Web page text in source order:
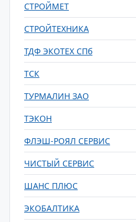
СТРОЙМЕТ
СТРОЙТЕХНИКА
ТДФ ЭКОТЕХ СПб
ТСК
ТУРМАЛИН ЗАО
ТЭКОН
ФЛЭШ-РОЯЛ СЕРВИС
ЧИСТЫЙ СЕРВИС
ШАНС ПЛЮС
ЭКОБАЛТИКА